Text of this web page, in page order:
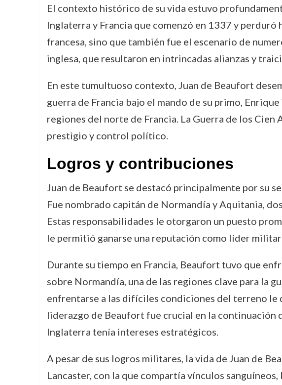
El contexto histórico de su vida estuvo
Inglaterra y Francia que comenzó en 1337 y
francesa, sino que también fue el escenario de
inglesa, que resultaron en intrincadas alianzas y
En este tumultuoso contexto, Juan de Beaufort
guerra de Francia bajo el mando de su primo,
regiones del norte de Francia. La Guerra de los
prestigio y control político.
Logros y contribuciones
Juan de Beaufort se destacó principalmente por su
Fue nombrado capitán de Normandía y Aquitania,
Estas responsabilidades le otorgaron un puesto
le permitió ganarse una reputación como líder
Durante su tiempo en Francia, Beaufort tuvo que
sobre Normandía, una de las regiones clave para la
enfrentarse a las difíciles condiciones del terreno le
liderazgo de Beaufort fue crucial en la continuación
Inglaterra tenía intereses estratégicos.
A pesar de sus logros militares, la vida de Juan de
Lancaster, con la que compartía vínculos